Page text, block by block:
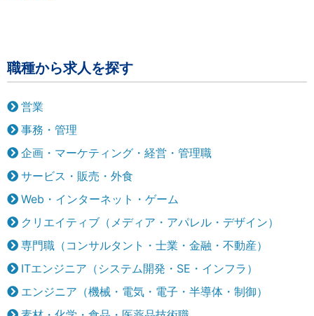
職種から求人を探す
営業
事務・管理
企画・マーケティング・経営・管理職
サービス・販売・外食
Web・インターネット・ゲーム
クリエイティブ（メディア・アパレル・デザイン）
専門職（コンサルタント・士業・金融・不動産）
ITエンジニア（システム開発・SE・インフラ）
エンジニア（機械・電気・電子・半導体・制御）